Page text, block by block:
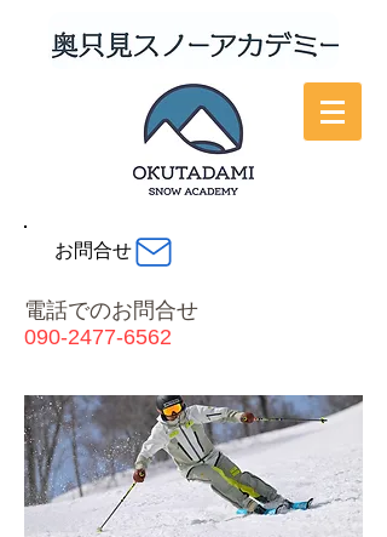
お問合せ
電話でのお問合せ
090-2477-6562